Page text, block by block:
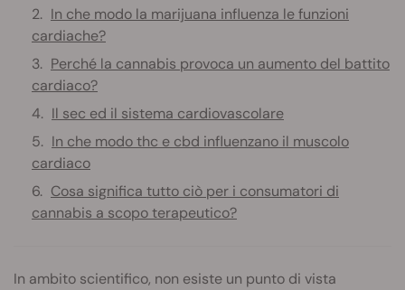
In che modo la marijuana influenza le funzioni
cardiache?
Perché la cannabis provoca un aumento del battito
cardiaco?
Il sec ed il sistema cardiovascolare
In che modo thc e cbd influenzano il muscolo
cardiaco
Cosa significa tutto ciò per i consumatori di
cannabis a scopo terapeutico?
In ambito scientifico, non esiste un punto di vista